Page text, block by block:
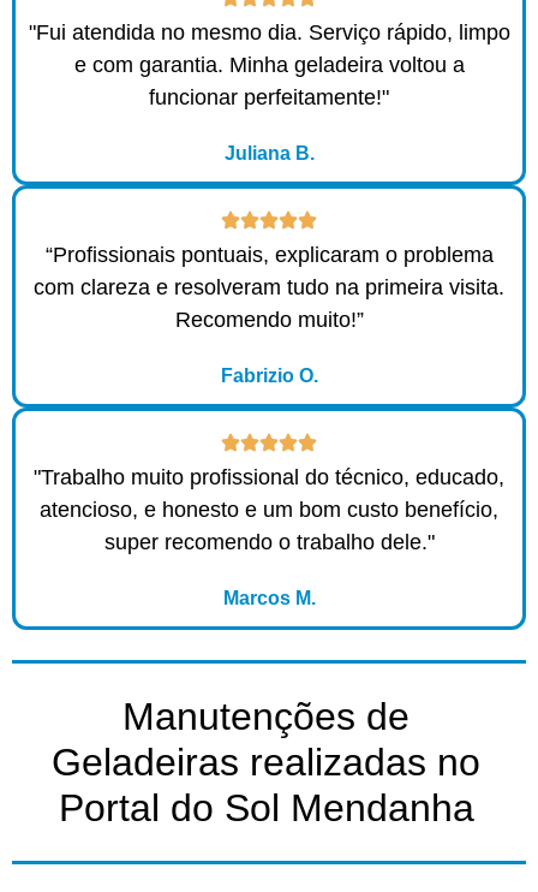
"Fui atendida no mesmo dia. Serviço rápido, limpo
e com garantia. Minha geladeira voltou a
funcionar perfeitamente!"
Juliana B.
“Profissionais pontuais, explicaram o problema
com clareza e resolveram tudo na primeira visita.
Recomendo muito!”
Fabrizio O.
"Trabalho muito profissional do técnico, educado,
atencioso, e honesto e um bom custo benefício,
super recomendo o trabalho dele."
Marcos M.
Manutenções de
Geladeiras realizadas no
Portal do Sol Mendanha​